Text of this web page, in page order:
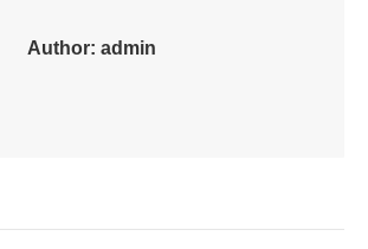
Author: admin